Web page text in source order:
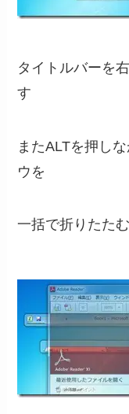
タイトルバーを
す
またALTを押し
ウを
一括で折りたた